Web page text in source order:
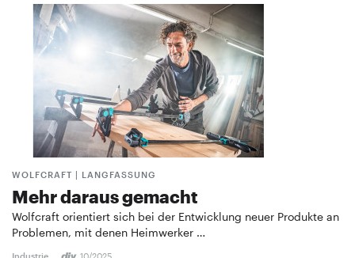
WOLFCRAFT | LANGFASSUNG
Mehr daraus gemacht
Wolfcraft orientiert sich bei der Entwicklung neuer Produkte an
Problemen, mit denen Heimwerker …
Industrie 10/2025